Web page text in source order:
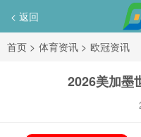
< 返回
首页 > 体育资讯 > 欧冠资讯
2026美加墨